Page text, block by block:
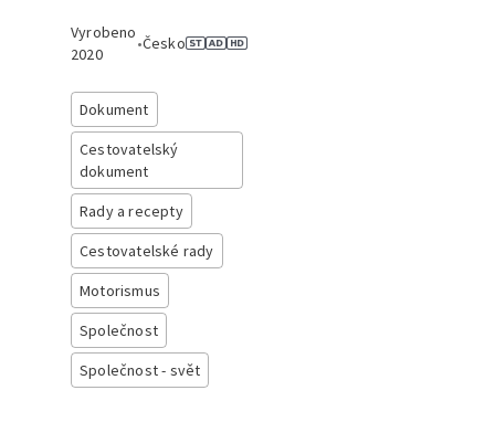
Vyrobeno
2020
•Česko
Dokument
Cestovatelský
dokument
Rady a recepty
Cestovatelské rady
Motorismus
Společnost
Společnost - svět